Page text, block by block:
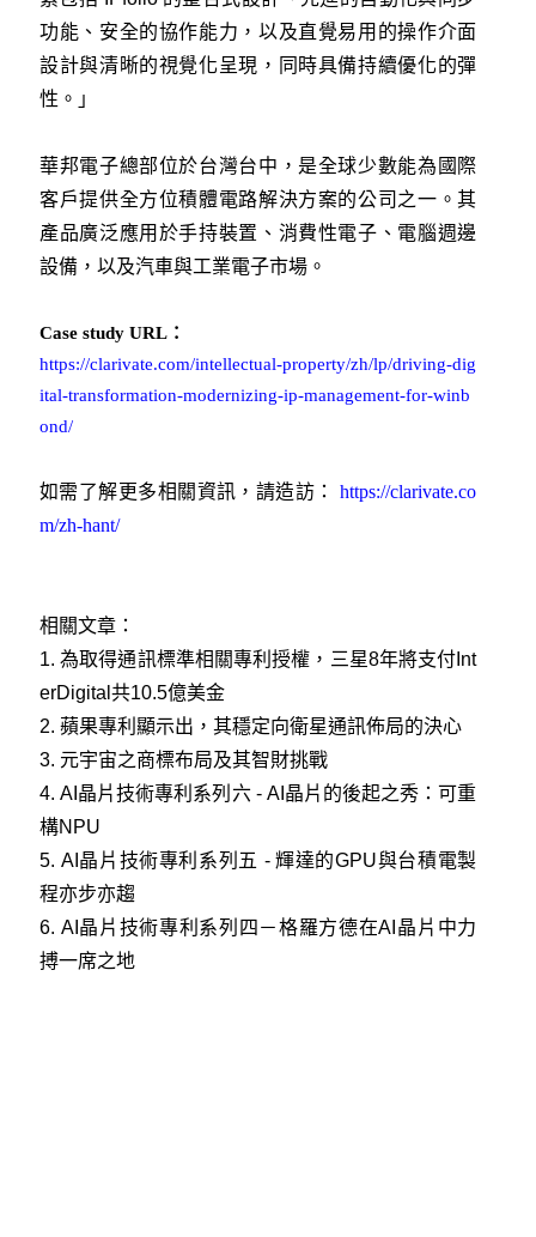
功能、安全的協作能力，以及直覺易用的操作介面
設計與清晰的視覺化呈現，同時具備持續優化的彈
性。」
華邦電子總部位於台灣台中，是全球少數能為國際
客戶提供全方位積體電路解決方案的公司之一。其
產品廣泛應用於手持裝置、消費性電子、電腦週邊
設備，以及汽車與工業電子市場。
Case study URL：
https://clarivate.com/intellectual-property/zh/lp/driving-dig
ital-transformation-modernizing-ip-management-for-winb
ond/
如需了解更多相關資訊，請造訪：https://clarivate.co
m/zh-hant/
相關文章：
1.為取得通訊標準相關專利授權，三星8年將支付Int
erDigital共10.5億美金
2. 蘋果專利顯示出，其穩定向衛星通訊佈局的決心
3. 元宇宙之商標布局及其智財挑戰
4. AI晶片技術專利系列六 - AI晶片的後起之秀：可重
構NPU
5. AI晶片技術專利系列五 - 輝達的GPU與台積電製
程亦步亦趨
6. AI晶片技術專利系列四－格羅方德在AI晶片中力
搏一席之地